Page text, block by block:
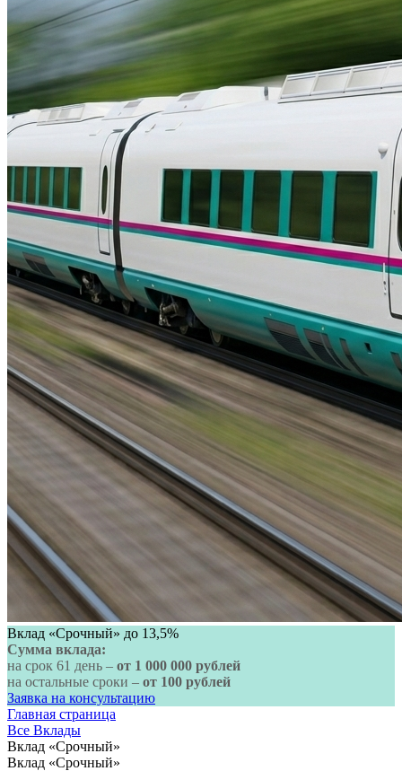
Вклад «Срочный» до 13,5%
Сумма вклада:
на срок 61 день – от 1 000 000 рублей
на остальные сроки – от 100 рублей
Заявка на консультацию
Главная страница
Все Вклады
Вклад «Срочный»
Вклад «Срочный»